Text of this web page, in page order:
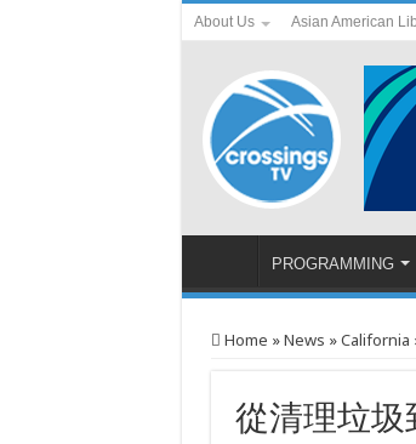
About Us Asian American
PROGRAMMING
Home »News »California
從清理垃圾